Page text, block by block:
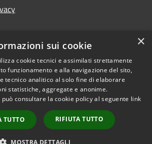
accessibilità
Copyright © 2026 • Comune di
Sarnico • Powered by
Municipium•
Accesso
redazione
×
sui cookie
cookie tecnici e assimilati strettamente
funzionamento e alla navigazione del sito,
tecnico analitico al solo fine di elaborare
statistiche, aggregate e anonime.
consultare la cookie policy al seguente link
TUTTO RIFIUTA TUTTO
MOSTRA DETTAGLI